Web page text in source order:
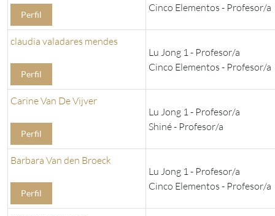
Perfil
Cinco Elementos - Profesor/a
claudia valadares mendes
Perfil
Lu Jong 1 - Profesor/a
Cinco Elementos - Profesor/a
Carine Van De Vijver
Perfil
Lu Jong 1 - Profesor/a
Shiné - Profesor/a
Barbara Van den Broeck
Perfil
Lu Jong 1 - Profesor/a
Cinco Elementos - Profesor/a